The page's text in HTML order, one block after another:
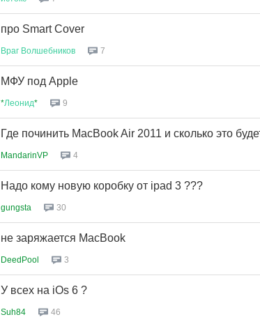
про Smart Cover
Враг Волшебников 7
МФУ под Apple
*Леонид* 9
Где починить MacBook Air 2011 и сколько это
MandarinVP 4
Надо кому новую коробку от ipad 3 ???
gungsta 30
не заряжается MacBook
DeedPool 3
У всех на iOs 6 ?
Suh84 46